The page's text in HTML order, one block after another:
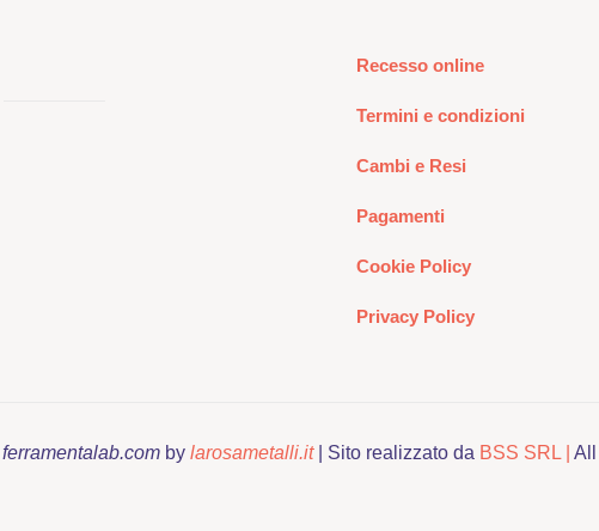
Recesso online
Termini e condizioni
Cambi e Resi
Pagamenti
Cookie Policy
Privacy Policy
ferramentalab.com by larosametalli.it| Sito realizzato da BSS SRL | All